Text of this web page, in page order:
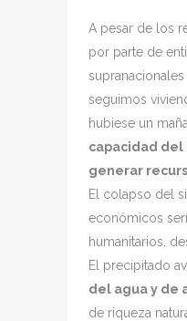
A pesar de los
por parte de
seguimos
hubiese un
capacidad del
generar
El colapso del
económicos
humanitarios,
El precipitado
del agua y de
de riqueza